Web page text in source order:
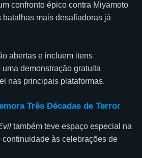
confronto épico contra Miyamoto
batalhas mais desafiadoras já
abertas e incluem itens
demonstração gratuita
nas principais plataformas.
Três Décadas de Terror
também teve espaço especial na
às celebrações de